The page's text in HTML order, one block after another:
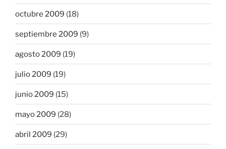
octubre 2009 (18)
septiembre 2009 (9)
agosto 2009 (19)
julio 2009 (19)
junio 2009 (15)
mayo 2009 (28)
abril 2009 (29)